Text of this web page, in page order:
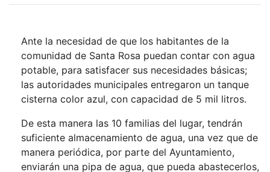
Ante la necesidad de que los habitantes de la
comunidad de Santa Rosa puedan contar con agua
potable, para satisfacer sus necesidades básicas;
las autoridades municipales entregaron un tanque
cisterna color azul, con capacidad de 5 mil litros.
De esta manera las 10 familias del lugar, tendrán
suficiente almacenamiento de agua, una vez que de
manera periódica, por parte del Ayuntamiento,
enviarán una pipa de agua, que pueda abastecerlos,